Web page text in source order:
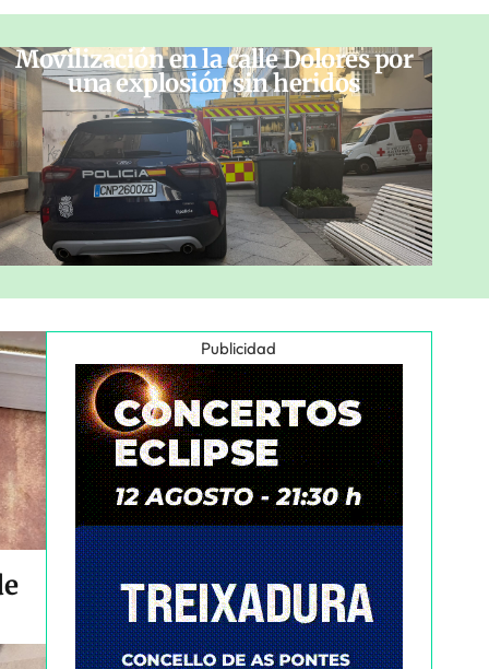
Movilización en la calle Dolores por
una explosión sin heridos
Publicidad